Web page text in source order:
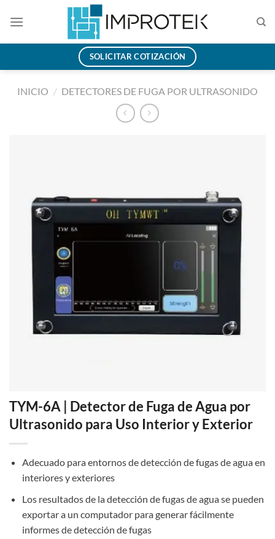
SOLICITAR COTIZACIÓN
INICIO / DETECTORES DE FUGA POR ULTRASONIDO
TYM-6A | Detector de Fuga de Agua por
Ultrasonido para Uso Interior y Exterior
Adecuado para entornos de detección de fugas de agua en
interiores y exteriores
Los resultados de la detección de fugas de agua se pueden
exportar a un computador para generar fácilmente
informes de detección de fugas